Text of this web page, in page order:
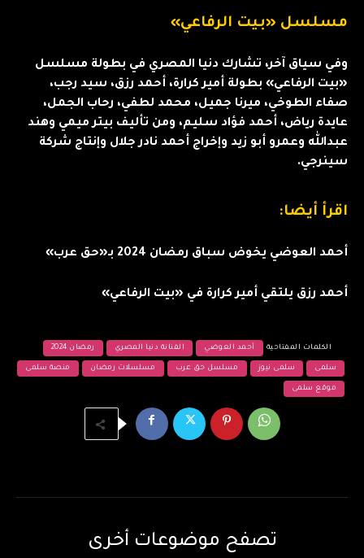
مسلسل «بيت الرفاعي»
وفي سياق آخر، تشارك دنيا المصري في بطولة مسلسل
«بيت الرفاعي» بطولة أمير كرارة، أحمد رزق، سيد رجب،
صفاء الطوخي، ميرنا جميل، محمد لطفي، رحاب الجمل،
عايدة رياض، أحمد فؤاد سليم، ومن تأليف بيتر ميمي وهند
عبدالله وعمرو أبو زيد وإخراج أحمد نادر جلال وإنتاج شركة
سينرجي.
اقرأ أيضا:
أحمد العوضي يخوض سباق رمضان 2024 بـ«حق عرب»
أحمد رزق يلتقي أمير كرارة في «بيت الرفاعي»
الكلمات المفتاحية أحمد العوضي الفنانة دنيا المصري رمضان 2024
سلمى سلمى نيوز مسلسل حق عرب مسلسلات رمضان منصة سلمى
موقع سلمى
تصفح موضوعات أخرى